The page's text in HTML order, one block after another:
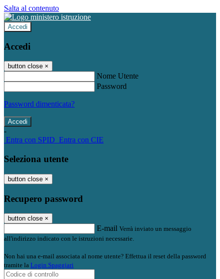
Salta al contenuto
Accedi
Accedi
button close ×
Nome Utente
Password
Password dimenticata?
-
Entra con SPID Entra con CIE
Seleziona utente
button close ×
Recupero password
button close ×
E-mail Verrà inviato un messaggio
all'indirizzo indicato con le istruzioni necessarie.
Non hai una e-mail associata al nome utente? Effettua il reset della password
tramite la Login Spaggiari